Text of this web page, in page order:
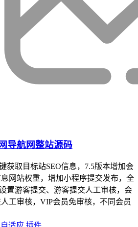
导航网整站源码
获取目标站SEO信息，7.5版本增加会
网站权重，增加小程序提交发布，全
置游客提交、游客提交人工审核，会
工审核，VIP会员免审核，不同会员
自适应 插件